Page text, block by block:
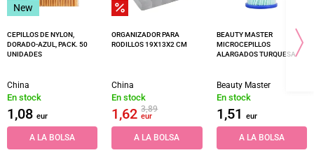
New
CEPILLOS DE NYLON,
DORADO-AZUL, PACK. 50
UNIDADES
China
En stock
1,08 eur
A LA BOLSA
ORGANIZADOR PARA
RODILLOS 19X13X2 CM
China
En stock
1,623,89
eur
A LA BOLSA
BEAUTY MASTER
MICROCEPILLOS
ALARGADOS TURQUESA
Beauty Master
En stock
1,51 eur
A LA BOLSA